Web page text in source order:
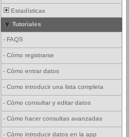
Estadísticas
Tutoriales
- FAQS
- Cómo registrarse
- Cómo entrar datos
- Como introducir una lista completa
- Cómo consultar y editar datos
- Cómo hacer consultas avanzadas
- Cómo introducir datos en la app